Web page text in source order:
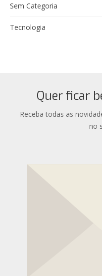
Sem Categoria
Tecnologia
Quer ficar
Receba todas as
no